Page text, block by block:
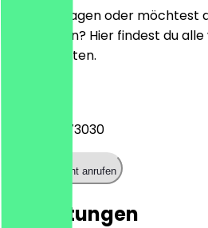
Hast du Fragen oder möchtest
reservieren? Hier findest du
Kontaktdaten.
+441273773030
Restaurant anrufen
Bewertungen